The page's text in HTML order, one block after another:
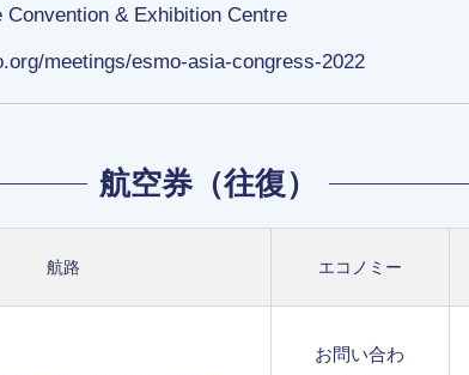
Convention & Exhibition Centre
meetings/esmo-asia-congress-2022
航空券（往復）
航路 エコノミー
お問い合わ